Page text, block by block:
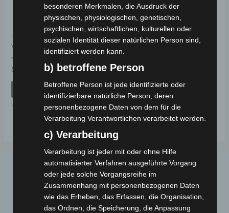
Kostenloser Versand
VS2 VORDERGABEL
Bewertet
0
59,00
IN DEN WARENKORB
VS2
besonderen Merkmalen, die Ausdruck der
physischen, physiologischen, genetischen,
psychischen, wirtschaftlichen, kulturellen oder
sozialen Identität dieser natürlichen Person sind,
identifiziert werden kann.
b) betroffene Person
Betroffene Person ist jede identifizierte oder
identifizierbare natürliche Person, deren
personenbezogene Daten von dem für die
Verarbeitung Verantwortlichen verarbeitet werden.
c) Verarbeitung
Verarbeitung ist jeder mit oder ohne Hilfe
automatisierter Verfahren ausgeführte Vorgang
oder jede solche Vorgangsreihe im
Zusammenhang mit personenbezogenen Daten
wie das Erheben, das Erfassen, die Organisation,
das Ordnen, die Speicherung, die Anpassung